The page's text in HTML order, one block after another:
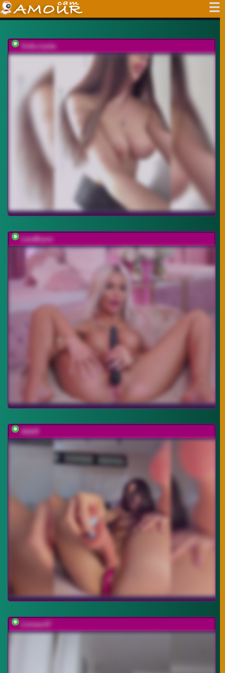
Sofa-crysta
LaraBrynn
Adel9
Linnea-67